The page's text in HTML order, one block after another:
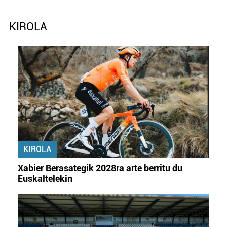
KIROLA
KIROLA
Xabier Berasategik 2028ra arte berritu du
Euskaltelekin